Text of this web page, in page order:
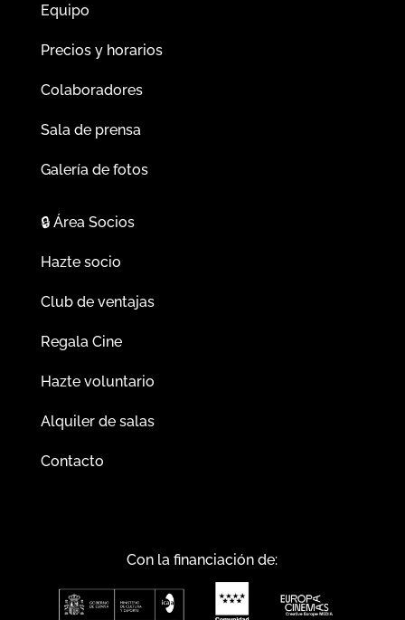
Equipo
Precios y horarios
Colaboradores
Sala de prensa
Galería de fotos
🔒Área Socios
Hazte socio
Club de ventajas
Regala Cine
Hazte voluntario
Alquiler de salas
Contacto
Con la financiación de: